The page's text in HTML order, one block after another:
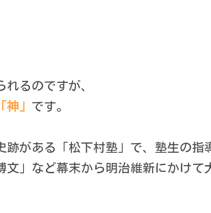
るのですが、
「神」 です。
がある「松下村塾」で、塾生の指
」など幕末から明治維新にかけて